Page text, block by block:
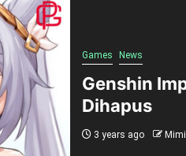
Games News
Genshin
Dihapus
3 years ago